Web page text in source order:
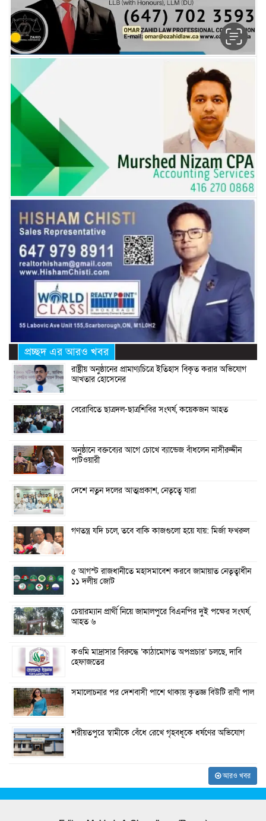
প্রচ্ছদ এর আরও খবর
রাষ্ট্রীয় অনুষ্ঠানের প্রামাণ্যচিত্রে ইতিহাস বিকৃত করার অভিযোগ
আখতার হোসেনের
বেরোবিতে ছাত্রদল-ছাত্রশিবির সংঘর্ষ, কয়েকজন আহত
অনুষ্ঠানে বক্তব্যের আগে চোখে ব্যান্ডেজ বাঁধলেন নাসীরুদ্দীন
পাটওয়ারী
দেশে নতুন দলের আত্মপ্রকাশ, নেতৃত্বে যারা
গণতন্ত্র যদি চলে, তবে বাকি কাজগুলো হয়ে যায়: মির্জা ফখরুল
৫ আগস্ট রাজধানীতে মহাসমাবেশ করবে জামায়াত নেতৃত্বাধীন
১১ দলীয় জোট
চেয়ারম্যান প্রার্থী নিয়ে জামালপুরে বিএনপির দুই পক্ষের সংঘর্ষ,
আহত ৬
কওমি মাদ্রাসার বিরুদ্ধে ‘কাঠামোগত অপপ্রচার’ চলছে, দাবি
হেফাজতের
সমালোচনার পর দেশবাসী পাশে থাকায় কৃতজ্ঞ বিউটি রাণী পাল
শরীয়তপুরে স্বামীকে বেঁধে রেখে গৃহবধূকে ধর্ষণের অভিযোগ
আরও খবর